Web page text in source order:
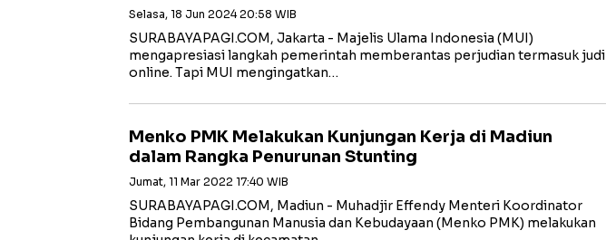
Selasa, 18 Jun 2024 20:58 WIB
SURABAYAPAGI.COM, Jakarta - Majelis Ulama Indonesia (MUI)
mengapresiasi langkah pemerintah memberantas perjudian termasuk judi
online. Tapi MUI mengingatkan…
Menko PMK Melakukan Kunjungan Kerja di Madiun
dalam Rangka Penurunan Stunting
Jumat, 11 Mar 2022 17:40 WIB
SURABAYAPAGI.COM, Madiun - Muhadjir Effendy Menteri Koordinator
Bidang Pembangunan Manusia dan Kebudayaan (Menko PMK) melakukan